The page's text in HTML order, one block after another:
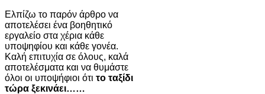
Ελπίζω το παρόν άρθρο να
αποτελέσει ένα βοηθητικό
εργαλείο στα χέρια κάθε
υποψηφίου και κάθε γονέα.
Καλή επιτυχία σε όλους, καλά
αποτελέσματα και να θυμάστε
όλοι οι υποψήφιοι ότι το ταξίδι
τώρα ξεκινάει……